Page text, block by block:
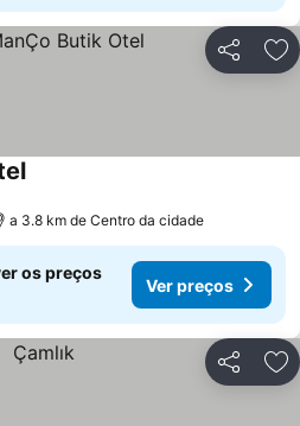
Partilhar
a 3.8 km de Centro da cidade
os preços
Ver preços
Partilhar